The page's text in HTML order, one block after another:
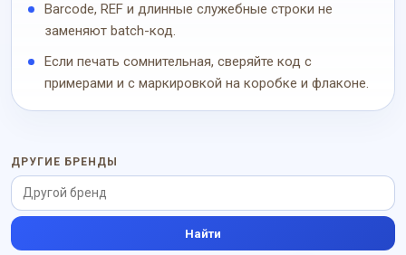
Barcode, REF и длинные служебные строки не
заменяют batch-код.
Если печать сомнительная, сверяйте код с
примерами и с маркировкой на коробке и флаконе.
ДРУГИЕ БРЕНДЫ
Найти